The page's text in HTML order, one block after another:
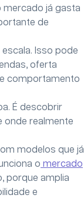
mercado já gasta
de
Isso pode
oferta
comportamento
É descobrir
onde realmente
modelos que já
o mercado
porque amplia
e